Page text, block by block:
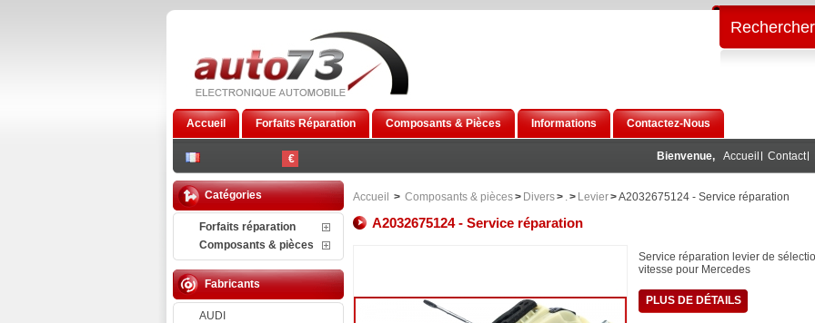
€
Accueil Forfaits Réparation Composants & Pièces Informations Contactez-Nous
Bienvenue, Accueil Contact
Rechercher
Catégories
Forfaits réparation
Composants & pièces
Fabricants
AUDI
Accueil > Composants & pièces> Divers> .> Levier>A2032675124 - Service réparation
A2032675124 - Service réparation
Service réparation levier de
vitesse pour Mercedes
PLUS DE DÉTAILS